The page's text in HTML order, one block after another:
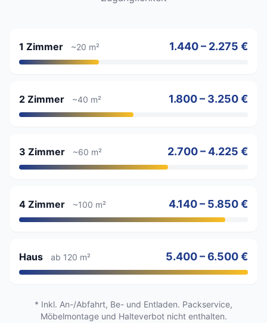
1 Zimmer ~20 m² 1.440 – 2.275 €
2 Zimmer ~40 m² 1.800 – 3.250 €
3 Zimmer ~60 m² 2.700 – 4.225 €
4 Zimmer ~100 m² 4.140 – 5.850 €
Haus ab 120 m² 5.400 – 6.500 €
* Inkl. An-/Abfahrt, Be- und Entladen. Packservice,
Möbelmontage und Halteverbot nicht enthalten.